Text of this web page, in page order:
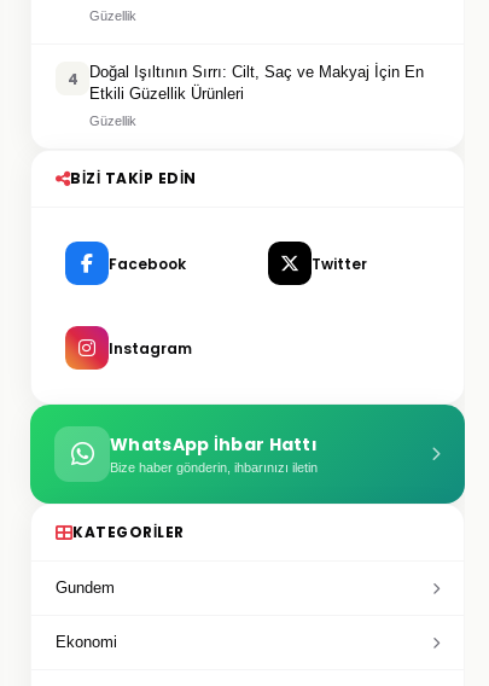
Güzellik
4
Doğal Işıltının Sırrı: Cilt, Saç ve Makyaj İçin En
Etkili Güzellik Ürünleri
Güzellik
BIZI TAKIP EDIN
Facebook Twitter
Instagram
WhatsApp İhbar Hattı
Bize haber gönderin, ihbarınızı iletin
KATEGORILER
Gundem
Ekonomi